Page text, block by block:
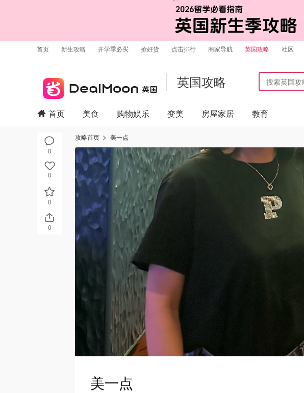
首页 新生攻略 开学季必买 抢好货 点击排行 商家导航 英国攻略 社区
英国攻略
0
0
0
0
首页 美食 购物娱乐 变美 房屋家居 教育
攻略首页 美一点
美一点